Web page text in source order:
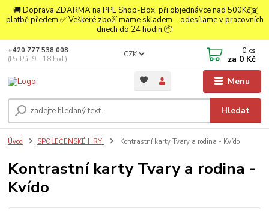
🚚 Doprava ZDARMA na PPL Shop-Box, při objednávce nad 500Kč a
platbě předem.✅ Veškeré zboží máme skladem – odesíláme v pracovních
dnech do 24 hodin.📦
Menu
CZK
Hledat
+420 777 538 008
(Po-Pá, 9 - 18 hod.)
0 ks
za 0 Kč
Úvod SPOLEČENSKÉ HRY Kontrastní karty Tvary a rodina - Kvído
Kontrastní karty Tvary a rodina -
Kvído